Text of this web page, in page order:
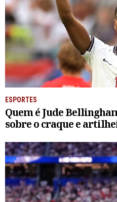
ESPORTES
Quem é Jude
sobre o craque e